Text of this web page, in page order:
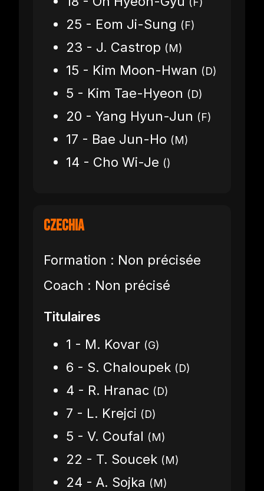
25 - Eom Ji-Sung (F)
23 - J. Castrop (M)
15 - Kim Moon-Hwan (D)
5 - Kim Tae-Hyeon (D)
20 - Yang Hyun-Jun (F)
17 - Bae Jun-Ho (M)
14 - Cho Wi-Je ()
Czechia
Formation : Non précisée
Coach : Non précisé
Titulaires
1 - M. Kovar (G)
6 - S. Chaloupek (D)
4 - R. Hranac (D)
7 - L. Krejci (D)
5 - V. Coufal (M)
22 - T. Soucek (M)
24 - A. Sojka (M)